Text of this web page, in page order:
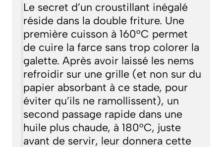
Le secret d’un croustillant inégalé
réside dans la double friture. Une
première cuisson à 160°C permet
de cuire la farce sans trop colorer la
galette. Après avoir laissé les nems
refroidir sur une grille (et non sur du
papier absorbant à ce stade, pour
éviter qu’ils ne ramollissent), un
second passage rapide dans une
huile plus chaude, à 180°C, juste
avant de servir, leur donnera cette